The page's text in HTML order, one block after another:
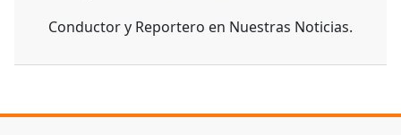
Conductor y Reportero en Nuestras Noticias.